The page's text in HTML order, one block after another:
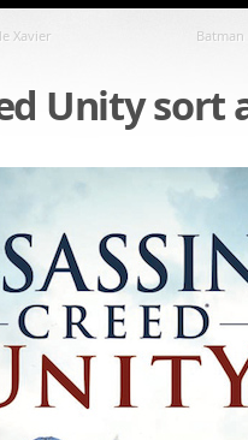
Xavier
Unity sort